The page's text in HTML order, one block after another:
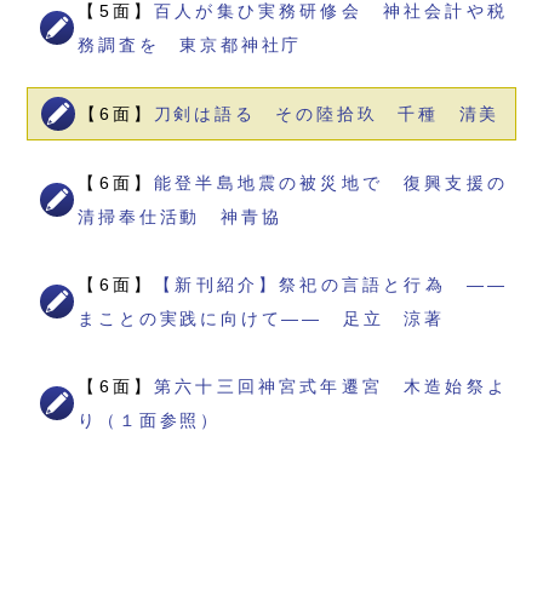
【5面】百人が集ひ実務研修会 神社会計や税
務調査を 東京都神社庁
【6面】 刀剣は語る その陸拾玖 千種 清美
【6面】能登半島地震の被災地で 復興支援の
清掃奉仕活動 神青協
【6面】
【新刊紹介】祭祀の言語と行為 ――
まことの実践に向けて―― 足立 涼著
【6面】第六十三回神宮式年遷宮 木造始祭よ
り（１面参照）